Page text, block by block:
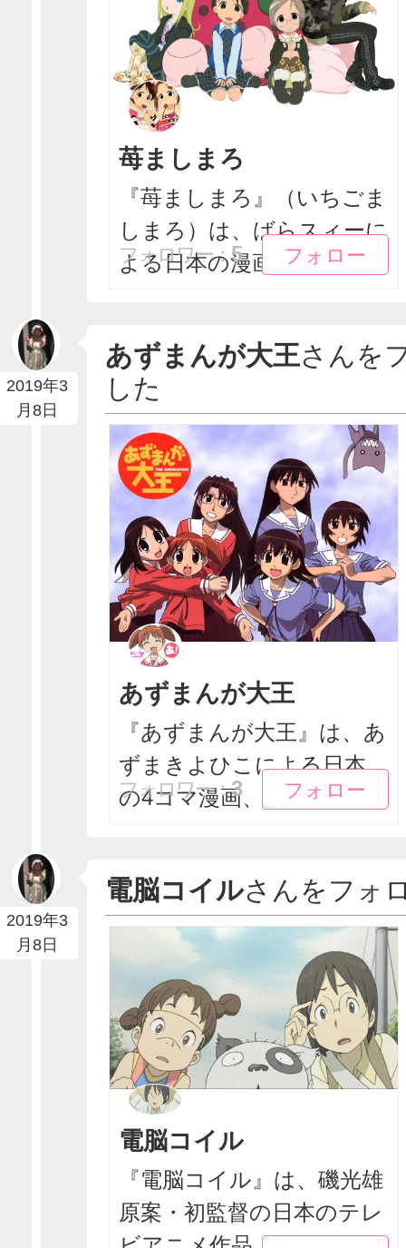
苺ましまろ
『苺ましまろ』（いちごま
しまろ）は、ばらスィーに
よる日本の漫画、およ...
フォロー
フォロー
フォロワー：5
2019年3
月8日
あずまんが大王さんを
した
あずまんが大王
『あずまんが大王』は、あ
ずまきよひこによる日本
の4コマ漫画、およびそ...
フォロー
フォロー
フォロワー：3
2019年3
月8日
電脳コイルさんをフォ
電脳コイル
『電脳コイル』は、磯光雄
原案・初監督の日本のテレ